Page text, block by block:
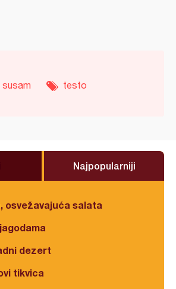
susam
testo
Najpopularniji
osvežavajuća salata
dezert
tikvica